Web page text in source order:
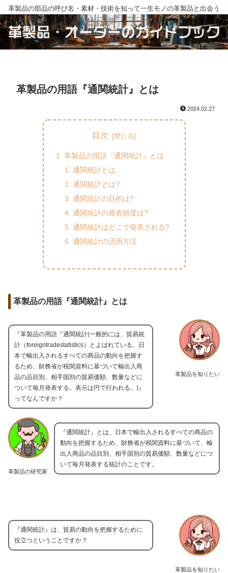
革製品の部品の呼び名・素材・技術を知って一生モノの革製品と出会う
革製品の用語『通関統計』とは
2024.02.27
目次
革製品の用語『通関統計』とは
通関統計とは。
通関統計とは?
通関統計の目的は?
通関統計の発表頻度は?
通関統計はどこで発表される?
通関統計の活用方法
革製品の用語『通関統計』とは
革製品を知りたい
『革製品の用語『通関統計(一般的には、貿易統
計（foreigntradestatistics）とよばれている。日
本で輸出入されるすべての商品の動向を把握す
るため、財務省が税関資料に基づいて輸出入商
品の品目別、相手国別の貿易価額、数量などに
ついて毎月発表する。表示は円で行われる。)』
ってなんですか？
革製品の研究家
『通関統計』とは、日本で輸出入されるすべての商品の
動向を把握するため、財務省が税関資料に基づいて、輸
出入商品の品目別、相手国別の貿易価額、数量などにつ
いて毎月発表する統計のことです。
革製品を知りたい
『通関統計』は、貿易の動向を把握するために
役立つということですか？